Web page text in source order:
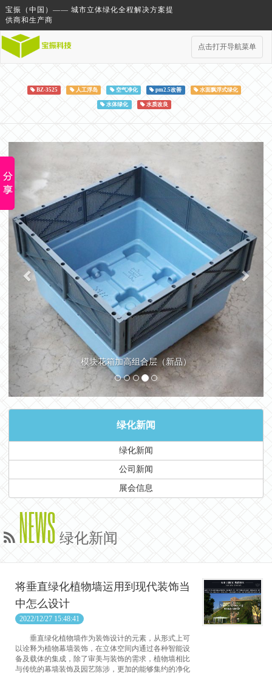
宝振（中国）—— 城市立体绿化全程解决方案提
供商和生产商
点击打开导航菜单
BZ-3525 人工浮岛 空气净化 pm2.5改善 水面飘浮式绿化
水体绿化 水质改良
模块花箱加高组合层（新品）
绿化新闻
绿化新闻
公司新闻
展会信息
NEWS 绿化新闻
将垂直绿化植物墙运用到现代装饰当
中怎么设计
2022/12/27 15:48:41
垂直绿化植物墙作为装饰设计的元素，从形式上可
以诠释为植物幕墙装饰，在立体空间内通过各种智能设
备及载体的集成，除了审美与装饰的需求，植物墙相比
与传统的幕墙装饰及园艺陈涉，更加的能够集约的净化